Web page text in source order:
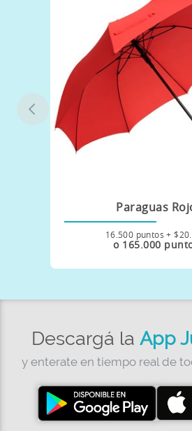
Auricular
29.900 puntos +
o 299.000
Descargá la App
y enterate en tiempo real de